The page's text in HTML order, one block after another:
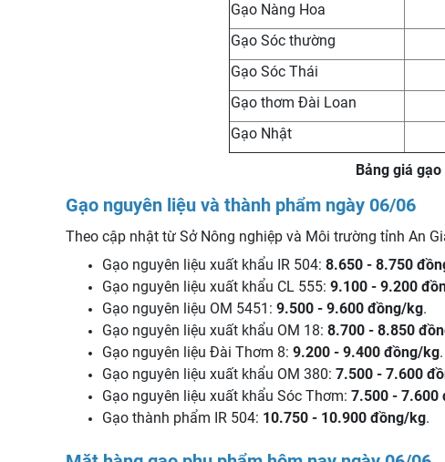
Gạo Nàng Hoa
Gạo Sóc thường
Gạo Sóc Thái
Gạo thơm Đài Loan
Gạo Nhật
Bảng giá
Gạo nguyên liệu và thành phẩm ngày 06/06
Theo cập nhật từ Sở Nông nghiệp và Môi trường tỉnh An
Gạo nguyên liệu xuất khẩu IR 504: 8.650 - 8.750
Gạo nguyên liệu xuất khẩu CL 555: 9.100 - 9.200
Gạo nguyên liệu OM 5451: 9.500 - 9.600 đồng/kg.
Gạo nguyên liệu xuất khẩu OM 18: 8.700 - 8.850
Gạo nguyên liệu Đài Thơm 8: 9.200 - 9.400 đồng/kg.
Gạo nguyên liệu xuất khẩu OM 380: 7.500 - 7.600
Gạo nguyên liệu xuất khẩu Sóc Thơm: 7.500 - 7.600
Gạo thành phẩm IR 504: 10.750 - 10.900 đồng/kg.